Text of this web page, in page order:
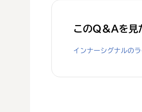
このQ＆Aを見
インナーシグナルの